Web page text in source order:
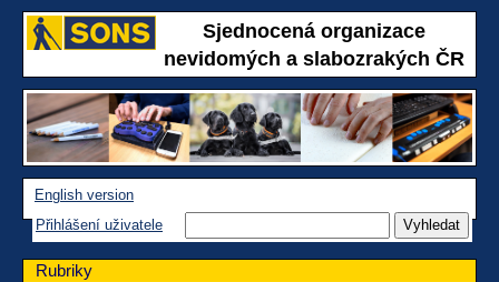
Sjednocená organizace
nevidomých a slabozrakých ČR
English version
Přihlášení uživatele
Rubriky